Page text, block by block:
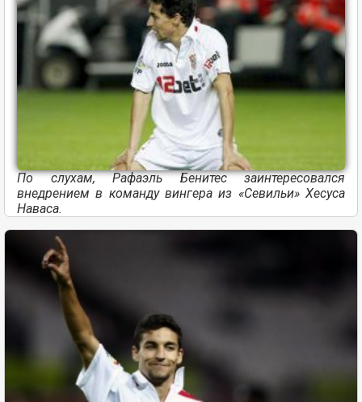
По слухам, Рафаэль Бенитес заинтересовался
внедрением в команду вингера из «Севильи» Хесуса
Наваса.